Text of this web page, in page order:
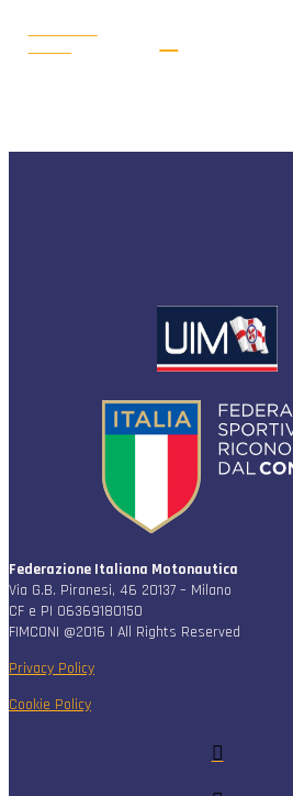
Federazione Italiana Motonautica
Via G.B. Piranesi, 46 20137 – Milano
CF e PI 06369180150
FIMCONI @2016 | All Rights Reserved
Privacy Policy
Cookie Policy